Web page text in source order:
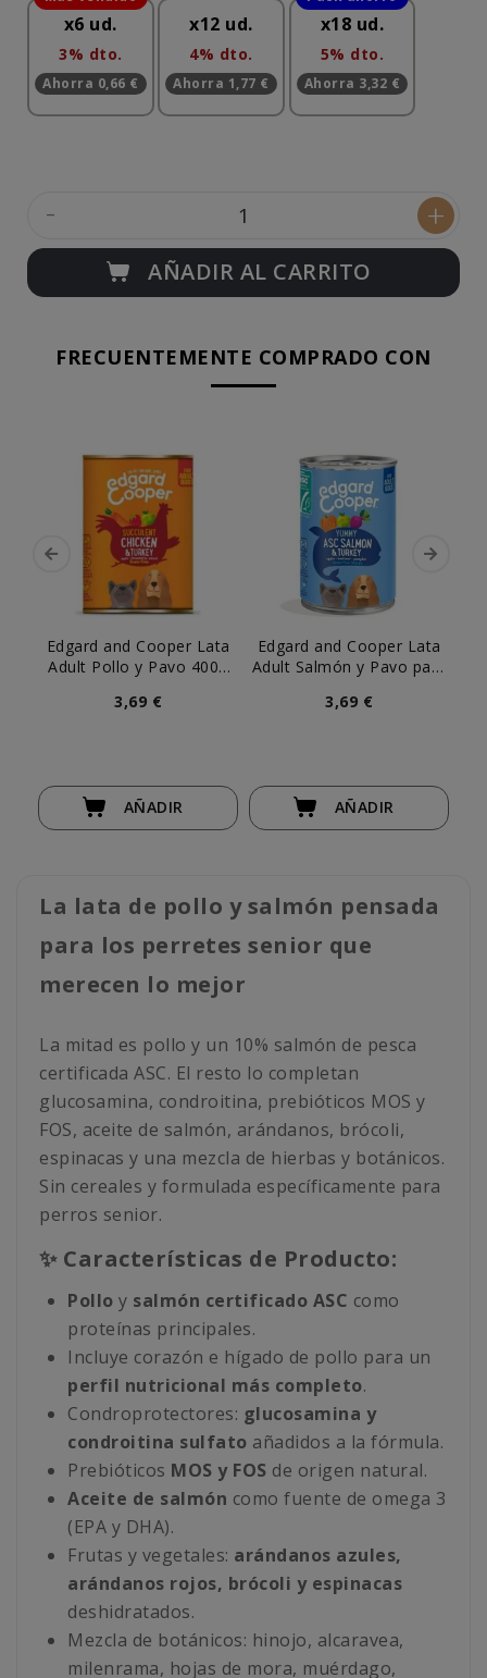
x6 ud.
3% dto.
Ahorra 0,66 €
x12 ud.
4% dto.
Ahorra 1,77 €
x18 ud.
5% dto.
Ahorra 3,32 €
- +
AÑADIR AL CARRITO
FRECUENTEMENTE COMPRADO CON
Edgard and Cooper Lata
Adult Pollo y Pavo 400g
3,69 €
AÑADIR
Edgard and Cooper Lata
Adult Salmón y Pavo para
3,69 €
AÑADIR
La lata de pollo y salmón pensada
para los perretes senior que
merecen lo mejor
La mitad es pollo y un 10% salmón de pesca
certificada ASC. El resto lo completan
glucosamina, condroitina, prebióticos MOS y
FOS, aceite de salmón, arándanos, brócoli,
espinacas y una mezcla de hierbas y botánicos.
Sin cereales y formulada específicamente para
perros senior.
✨ Características de Producto:
Pollo y salmón certificado ASC como
proteínas principales.
Incluye corazón e hígado de pollo para un
perfil nutricional más completo.
Condroprotectores: glucosamina y
condroitina sulfato añadidos a la fórmula.
Prebióticos MOS y FOS de origen natural.
Aceite de salmón como fuente de omega 3
(EPA y DHA).
Frutas y vegetales: arándanos azules,
arándanos rojos, brócoli y espinacas
deshidratados.
Mezcla de botánicos: hinojo, alcaravea,
milenrama, hojas de mora, muérdago,